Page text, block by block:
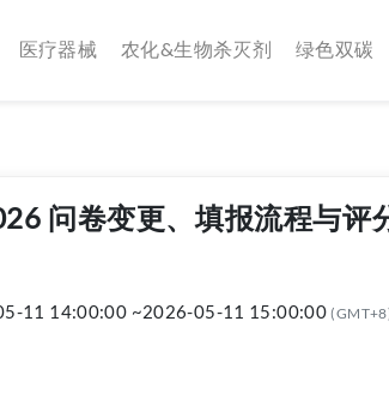
医疗器械 农化&生物杀灭剂 绿色双碳
问卷变更、填报流程与评
11 14:00:00 ~2026-05-11 15:00:00